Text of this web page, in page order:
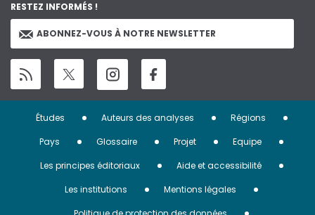
RESTEZ INFORMÉS !
ABONNEZ-VOUS À NOTRE NEWSLETTER
Menu
Pied
page
Études Auteurs des analyses
Régions
Pays
Glossaire Projet
Equipe
Les principes éditoriaux
Aide et accessibilité
Les institutions
Mentions légales